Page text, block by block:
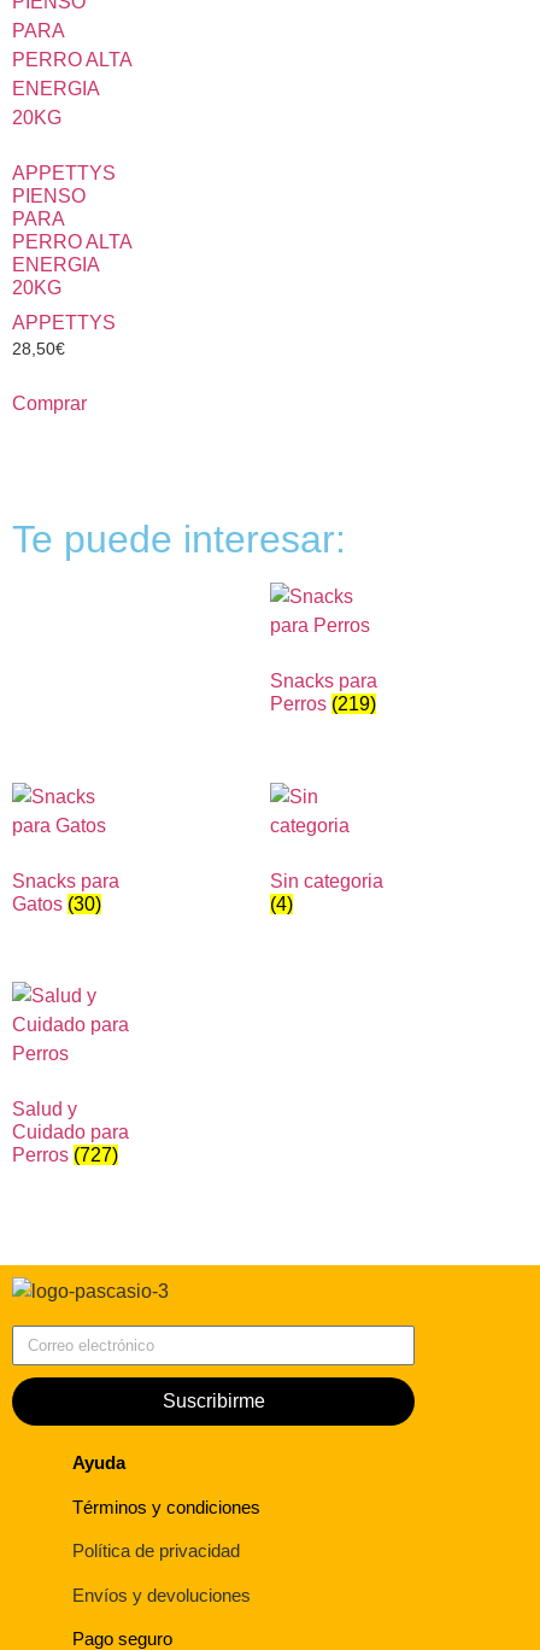
APPETTYS
PIENSO
PARA
PERRO ALTA
ENERGIA
20KG
APPETTYS
28,50€
Comprar
Te puede interesar:
Snacks para
Perros (219)
Snacks para
Gatos (30)
Sin categoria
(4)
Salud y
Cuidado para
Perros (727)
Suscribirme
Ayuda
Términos y condiciones
Política de privacidad
Envíos y devoluciones
Pago seguro